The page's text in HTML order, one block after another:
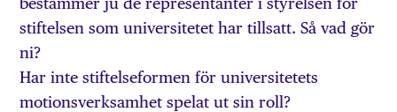
stiftelsen som universitetet har tillsatt. Så vad gör
ni?
Har inte stiftelseformen för universitetets
motionsverksamhet spelat ut sin roll?